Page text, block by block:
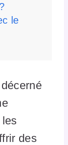
le
des